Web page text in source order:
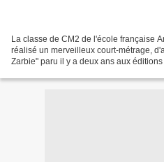
La classe de CM2 de l'école française
réalisé un merveilleux court-métrage,
Zarbie" paru il y a deux ans aux